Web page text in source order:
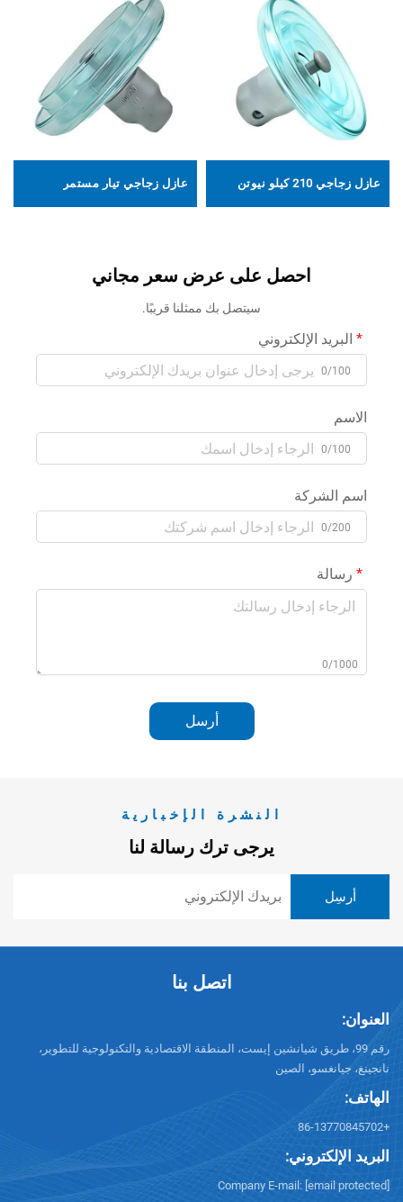
عازل زجاجي 210 كيلو نيوتن عازل زجاجي تيار مستمر
احصل على عرض سعر مجاني
سيتصل بك ممثلنا قريبًا.
البريد الإلكتروني
0/100
الاسم
0/100
اسم الشركة
0/200
رسالة
0/1000
أرسل
النشرة الإخبارية
يرجى ترك رسالة لنا
اتصل بنا
العنوان:
رقم 99، طريق شيانشين إيست، المنطقة الاقتصادية والتكنولوجية للتطوير،
نانجينغ، جيانغسو، الصين
الهاتف:
+86-13770845702
البريد الإلكتروني:
Company E-mail: [email protected]